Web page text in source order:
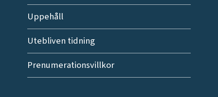
Uppehåll
Utebliven tidning
Prenumerationsvillkor